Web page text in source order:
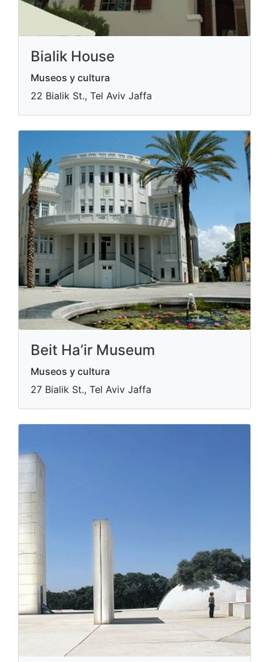
Bialik House
Museos y cultura
22 Bialik St., Tel Aviv Jaffa
Beit Ha’ir Museum
Museos y cultura
27 Bialik St., Tel Aviv Jaffa